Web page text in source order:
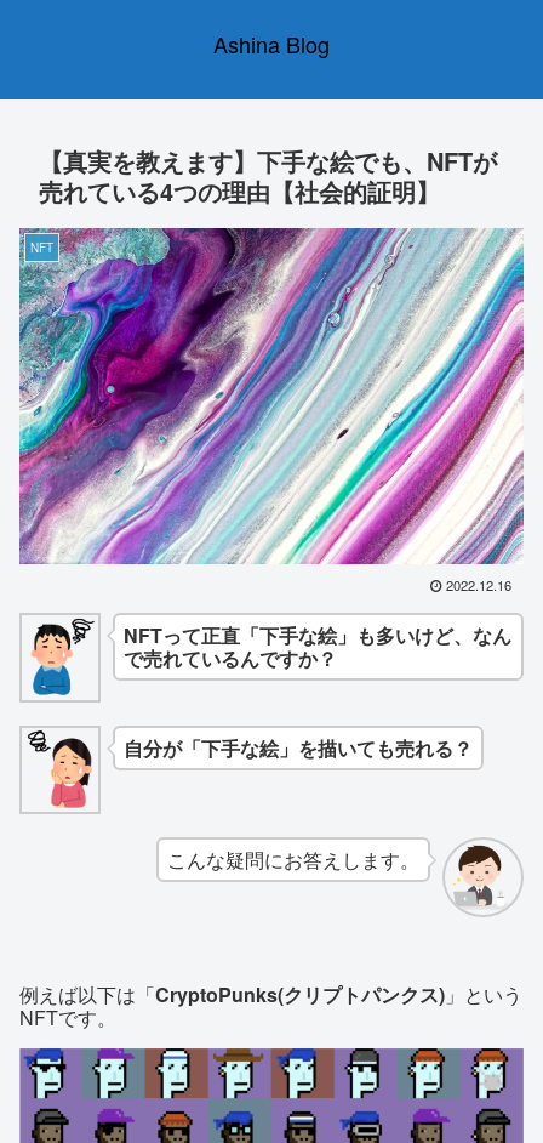
Ashina Blog
【真実を教えます】下手な絵でも、NFTが
売れている4つの理由【社会的証明】
NFT
2022.12.16
NFTって正直「下手な絵」も多いけど、なん
で売れているんですか？
自分が「下手な絵」を描いても売れる？
こんな疑問にお答えします。
例えば以下は「CryptoPunks(クリプトパンクス) 」という
NFTです。